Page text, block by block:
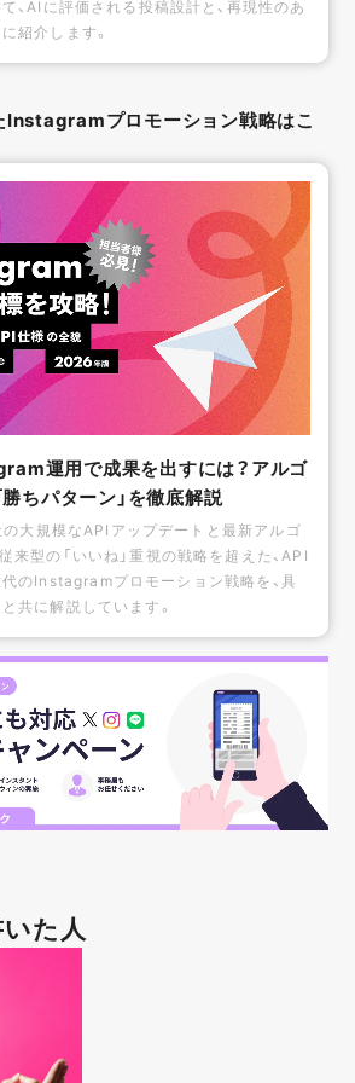
、AIに評価される投稿設計と、再現性のあ
紹介します。
Instagramプロモーション戦略はこ
運用で成果を出すには？アルゴ
ちパターン」を徹底解説
大規模なAPIアップデートと最新アルゴ
来型の「いいね」重視の戦略を超えた、API
のInstagramプロモーション戦略を、具
共に解説しています。
た人